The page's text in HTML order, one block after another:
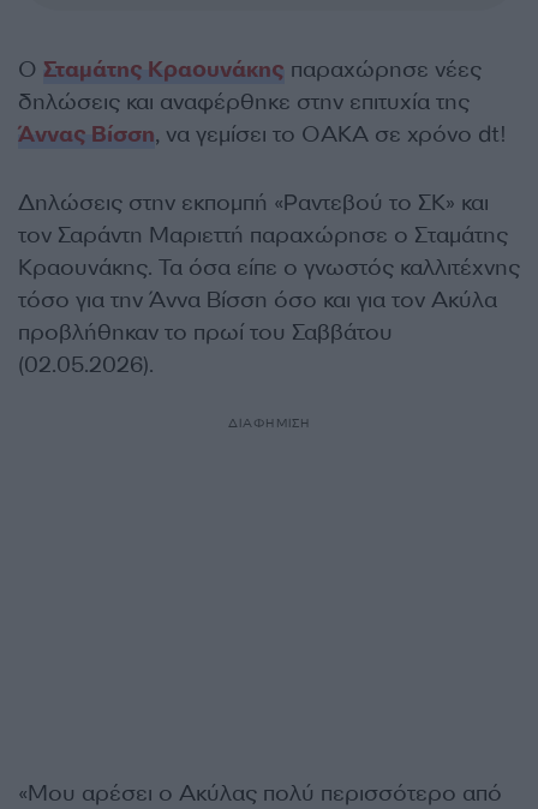
Ο Σταμάτης Κραουνάκης παραχώρησε νέες
δηλώσεις και αναφέρθηκε στην επιτυχία της
Άννας Βίσση, να γεμίσει το ΟΑΚΑ σε χρόνο dt!
Δηλώσεις στην εκπομπή «Ραντεβού το ΣΚ» και
τον Σαράντη Μαριεττή παραχώρησε ο Σταμάτης
Κραουνάκης. Τα όσα είπε ο γνωστός καλλιτέχνης
τόσο για την Άννα Βίσση όσο και για τον Ακύλα
προβλήθηκαν το πρωί του Σαββάτου
(02.05.2026).
ΔΙΑΦΗΜΙΣΗ
«Μου αρέσει ο Ακύλας πολύ περισσότερο από